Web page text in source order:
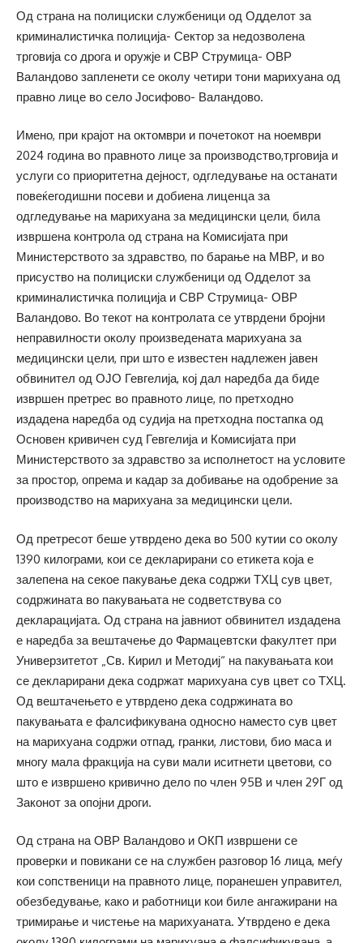
Од страна на полициски службеници од Одделот за
криминалистичка полиција- Сектор за недозволена
трговија со дрога и оружје и СВР Струмица- ОВР
Валандово запленети се околу четири тони марихуана од
правно лице во село Јосифово- Валандово.
Имено, при крајот на октомври и почетокот на ноември
2024 година во правното лице за производство,трговија и
услуги со приоритетна дејност, одгледување на останати
повеќегодишни посеви и добиена лиценца за
одгледување на марихуана за медицински цели, била
извршена контрола од страна на Комисијата при
Министерството за здравство, по барање на МВР, и во
присуство на полициски службеници од Одделот за
криминалистичка полиција и СВР Струмица- ОВР
Валандово. Во текот на контролата се утврдени бројни
неправилности околу произведената марихуана за
медицински цели, при што е известен надлежен јавен
обвинител од ОЈО Гевгелија, кој дал наредба да биде
извршен претрес во правното лице, по претходно
издадена наредба од судија на претходна постапка од
Основен кривичен суд Гевгелија и Комисијата при
Министерството за здравство за исполнетост на условите
за простор, опрема и кадар за добивање на одобрение за
производство на марихуана за медицински цели.
Од претресот беше утврдено дека во 500 кутии со околу
1390 килограми, кои се декларирани со етикета која е
залепена на секое пакување дека содржи ТХЦ сув цвет,
содржината во пакувањата не содветствува со
декларацијата. Од страна на јавниот обвинител издадена
е наредба за вештачење до Фармацевтски факултет при
Универзитетот „Св. Кирил и Методиј“ на пакувањата кои
се декларирани дека содржат марихуана сув цвет со ТХЦ.
Од вештачењето е утврдено дека содржината во
пакувањата е фалсификувана односно наместо сув цвет
на марихуана содржи отпад, гранки, листови, био маса и
многу мала фракција на суви мали иситнети цветови, со
што е извршено кривично дело по член 95В и член 29Г од
Законот за опојни дроги.
Од страна на ОВР Валандово и ОКП извршени се
проверки и повикани се на службен разговор 16 лица, меѓу
кои сопственици на правното лице, поранешен управител,
обезбедување, како и работници кои биле ангажирани на
тримирање и чистење на марихуаната. Утврдено е дека